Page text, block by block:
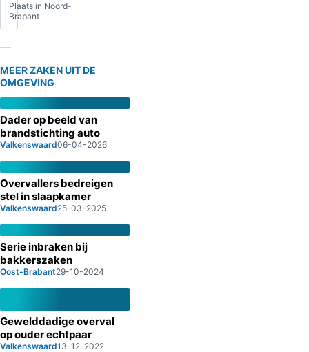
Plaats in Noord-
Brabant
MEER ZAKEN UIT DE
OMGEVING
Dader op beeld van
brandstichting auto
Valkenswaard06-04-2026
Overvallers bedreigen
stel in slaapkamer
Valkenswaard25-03-2025
Serie inbraken bij
bakkerszaken
Oost-Brabant29-10-2024
Gewelddadige overval
op ouder echtpaar
Valkenswaard13-12-2022